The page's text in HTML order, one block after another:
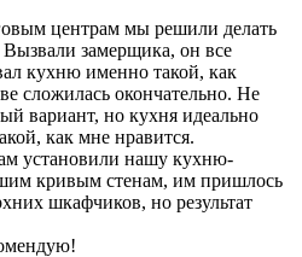
центрам мы решили делать
замерщика, он все
кухню именно такой, как
сложилась окончательно. Не
вариант, но кухня идеально
как мне нравится.
установили нашу кухню-
кривым стенам, им пришлось
шкафчиков, но результат